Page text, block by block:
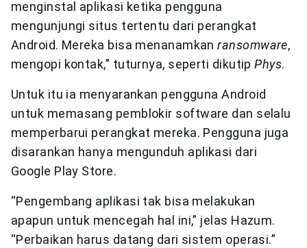
menginstal aplikasi ketika pengguna
mengunjungi situs tertentu dari perangkat
Android. Mereka bisa menanamkanransomware,
mengopi kontak,” tuturnya, seperti dikutipPhys.
Untuk itu ia menyarankan pengguna Android
untuk memasang pemblokir software dan selalu
memperbarui perangkat mereka. Pengguna juga
disarankan hanya mengunduh aplikasi dari
Google Play Store.
“Pengembang aplikasi tak bisa melakukan
apapun untuk mencegah hal ini,” jelas Hazum.
“Perbaikan harus datang dari sistem operasi.”